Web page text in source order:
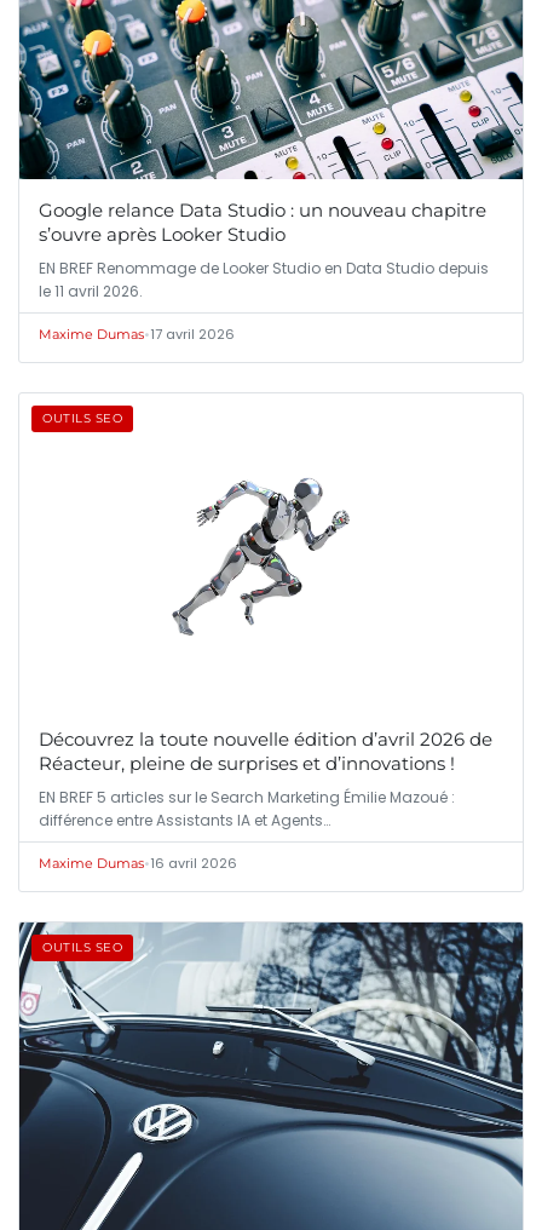
Google relance Data Studio : un nouveau chapitre
s’ouvre après Looker Studio
EN BREF Renommage de Looker Studio en Data Studio depuis
le 11 avril 2026.
Maxime Dumas•17 avril 2026
OUTILS SEO
Découvrez la toute nouvelle édition d’avril 2026 de
Réacteur, pleine de surprises et d’innovations !
EN BREF 5 articles sur le Search Marketing Émilie Mazoué :
différence entre Assistants IA et Agents…
Maxime Dumas•16 avril 2026
OUTILS SEO